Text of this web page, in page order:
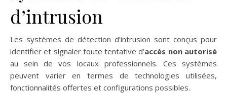
d’intrusion
Les systèmes de détection d’intrusion sont conçus pour
identifier et signaler toute tentative d’accès non autorisé
au sein de vos locaux professionnels. Ces systèmes
peuvent varier en termes de technologies utilisées,
fonctionnalités offertes et configurations possibles.